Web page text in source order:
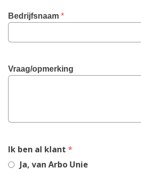
Bedrijfsnaam *
Vraag/opmerking
Ik ben al klant
required
*
Ja, van Arbo Unie